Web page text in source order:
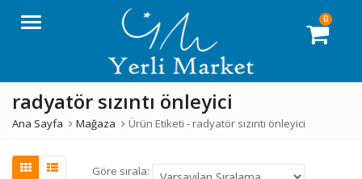
Menü 0
radyatör sızıntı önleyici
Ana Sayfa Mağaza Ürün Etiketi - radyatör sızıntı önleyici
Göre sırala: